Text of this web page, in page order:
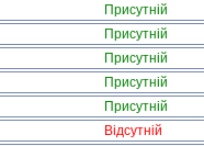
Присутній
Присутній
Присутній
Присутній
Присутній
Відсутній